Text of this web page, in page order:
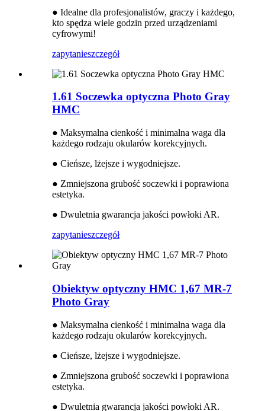
● Idealne dla profesjonalistów, graczy i każdego,
kto spędza wiele godzin przed urządzeniami
cyfrowymi!
zapytanieszczegół
1.61 Soczewka optyczna Photo Gray
HMC
● Maksymalna cienkość i minimalna waga dla
każdego rodzaju okularów korekcyjnych.
● Cieńsze, lżejsze i wygodniejsze.
● Zmniejszona grubość soczewki i poprawiona
estetyka.
● Dwuletnia gwarancja jakości powłoki AR.
zapytanieszczegół
Obiektyw optyczny HMC 1,67 MR-7
Photo Gray
● Maksymalna cienkość i minimalna waga dla
każdego rodzaju okularów korekcyjnych.
● Cieńsze, lżejsze i wygodniejsze.
● Zmniejszona grubość soczewki i poprawiona
estetyka.
● Dwuletnia gwarancja jakości powłoki AR.